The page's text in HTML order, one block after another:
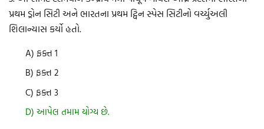
પ્રથમ ડ્રોન સિટી અને ભારતના પ્રથમ ટ્વિન સ્પેસ સિટીનો વર્ચ્યુઅલી
શિલાન્યાસ કર્યો હતો.
A) ફક્ત 1
B) ફક્ત 2
C) ફક્ત 3
D) આપેલ તમામ યોગ્ય છે.